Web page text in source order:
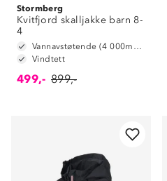
Stormberg
Kvitfjord skalljakke barn 8-
4
Vannavstøtende (4 000mm vannsøyle)
Vindtett
499,- 899,-